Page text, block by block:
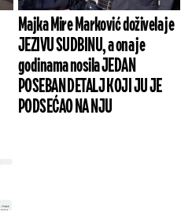
Majka Mire Marković doživela je
JEZIVU SUDBINU, a ona je
godinama nosila JEDAN
POSEBAN DETALJ KOJI JU JE
PODSEĆAO NA NJU